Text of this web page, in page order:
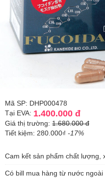
Mã SP: DHP000478
Tại EVA: 1.400.000 đ
Giá thị trường: 1.680.000 đ
Tiết kiệm: 280.000₫ -17%
Cam kết sản phẩm chất lượng,
Có bill mua hàng từ nước ngoài